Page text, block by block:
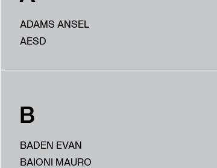
ADAMS ANSEL
AESD
B
BADEN EVAN
BAIONI MAURO